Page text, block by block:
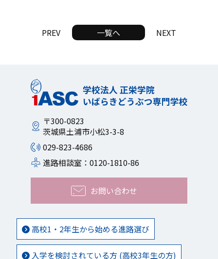
PREV 一覧へ NEXT
〒300-0823
茨城県土浦市小松3-3-8
029-823-4686
進路相談室：0120-1810-86
お問い合わせ
高校1・2年生から始める進路選び
入学を検討されている方 (高校3年生の方)